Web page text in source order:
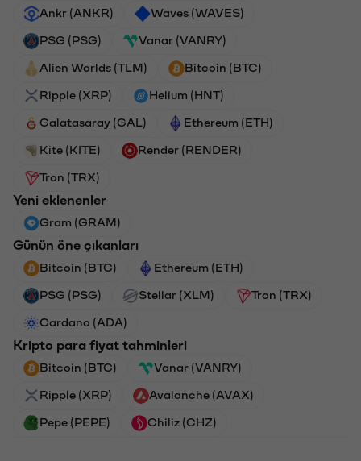
Ankr (ANKR) Waves (WAVES)
PSG (PSG) Vanar (VANRY)
Alien Worlds (TLM) Bitcoin (BTC)
Ripple (XRP) Helium (HNT)
Galatasaray (GAL) Ethereum (ETH)
Kite (KITE) Render (RENDER)
Tron (TRX)
Yeni eklenenler
Gram (GRAM)
Günün öne çıkanları
Bitcoin (BTC) Ethereum (ETH)
PSG (PSG) Stellar (XLM) Tron (TRX)
Cardano (ADA)
Kripto para fiyat tahminleri
Bitcoin (BTC) Vanar (VANRY)
Ripple (XRP) Avalanche (AVAX)
Pepe (PEPE) Chiliz (CHZ)